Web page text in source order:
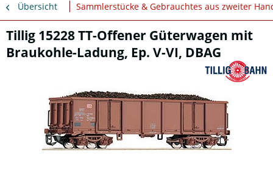
Übersicht Sammlerstücke & Gebrauchtes aus zweiter
Tillig 15228 TT-Offener Güterwagen mit
Braukohle-Ladung, Ep. V-VI, DBAG